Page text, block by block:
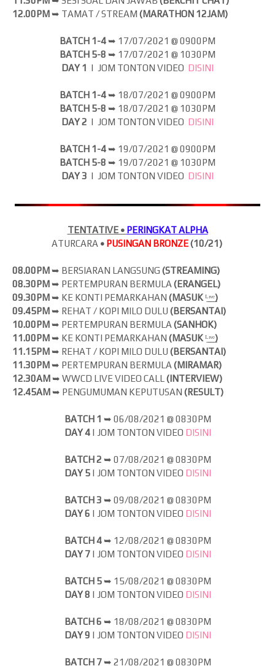
12.00PM➥ TAMAT / STREAM (MARATHON 12JAM)
BATCH 1-4➥ 17/07/2021 @ 0900PM
BATCH 5-8 ➥ 17/07/2021 @ 1030PM
DAY 1 | JOM TONTON VIDEO DISINI
BATCH 1-4➥ 18/07/2021 @ 0900PM
BATCH 5-8 ➥ 18/07/2021 @ 1030PM
DAY 2 | JOM TONTON VIDEO DISINI
BATCH 1-4➥ 19/07/2021 @ 0900PM
BATCH 5-8 ➥ 19/07/2021 @ 1030PM
DAY 3 | JOM TONTON VIDEO DISINI
TENTATIVE • PERINGKAT ALPHA
ATURCARA • PUSINGAN BRONZE (10/21)
08.00PM➥ BERSIARAN LANGSUNG (STREAMING)
08.30PM➥ PERTEMPURAN BERMULA (ERANGEL)
09.30PM➥ KE KONTI PEMARKAHAN (MASUKᴸ̲ᶦ̲ᵛ̲ᵉ̲)
09.45PM➥ REHAT / KOPI MILO DULU (BERSANTAI)
10.00PM➥ PERTEMPURAN BERMULA (SANHOK)
11.00PM➥ KE KONTI PEMARKAHAN (MASUKᴸ̲ᶦ̲ᵛ̲ᵉ̲)
11.15PM➥ REHAT / KOPI MILO DULU (BERSANTAI)
11.30PM➥ PERTEMPURAN BERMULA (MIRAMAR)
12.30AM➥ WWCD LIVE VIDEO CALL (INTERVIEW)
12.45AM➥ PENGUMUMAN KEPUTUSAN (RESULT)
BATCH 1 ➥ 06/08/2021 @ 0830PM
DAY 4| JOM TONTON VIDEO DISINI
BATCH 2 ➥ 07/08/2021 @ 0830PM
DAY 5| JOM TONTON VIDEO DISINI
BATCH 3 ➥ 09/08/2021 @ 0830PM
DAY 6 | JOM TONTON VIDEO DISINI
BATCH 4➥ 12/08/2021 @ 0830PM
DAY 7| JOM TONTON VIDEO DISINI
BATCH 5➥ 15/08/2021 @ 0830PM
DAY 8 | JOM TONTON VIDEO DISINI
BATCH 6 ➥ 18/08/2021 @ 0830PM
DAY 9 | JOM TONTON VIDEO DISINI
BATCH 7➥ 21/08/2021 @ 0830PM